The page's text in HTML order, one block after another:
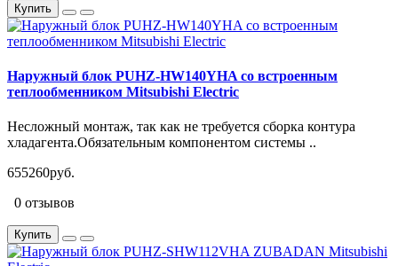
Купить
Наружный блок PUHZ-HW140YHA со встроенным
теплообменником Mitsubishi Electric
Несложный монтаж, так как не требуется сборка контура
хладагента.Обязательным компонентом системы ..
655260руб.
0 отзывов
Купить